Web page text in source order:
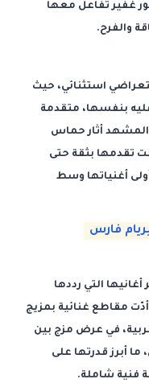
غفير تفاعل معها
والفرح.
استثنائي، حيث
بنفسها، متقدمة
أثار حماس
تقدمها بثقة حتى
أغنياتها وسط
فارس
التي رددها
مقاطع غنائية بمزيج
في عرض مزج بين
أبرز قدرتها على
فنية شاملة.